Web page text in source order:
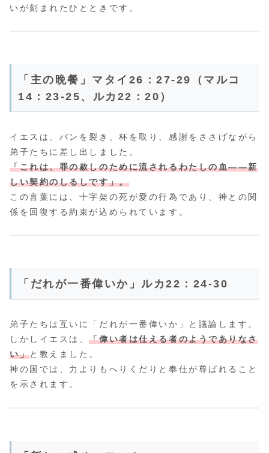
いが刻まれたひとときです。
「主の晩餐」マタイ26：27-29（マルコ
14：23-25、ルカ22：20）
イエスは、パンを裂き、杯を取り、感謝をささげながら
弟子たちに差し出しました。
「これは、罪の赦しのために流されるわたしの血――新
しい契約のしるしです」。
この言葉には、十字架の死が愛の行為であり、神との関
係を回復する約束が込められています。
「だれが一番偉いか」ルカ22：24-30
弟子たちは互いに「だれが一番偉いか」と議論します。
しかしイエスは、「偉い者は仕える者のようでありなさ
い」と教えました。
神の国では、力よりもへりくだりと奉仕が尊ばれること
を示されます。